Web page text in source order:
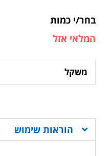
בחר/י כמות
המלאי אזל
משקל
הוראות שימוש